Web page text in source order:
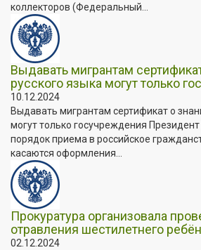
коллекторов (Федеральный...
Выдавать мигрантам
русского языка могут только
10.12.2024
Выдавать мигрантам сертификат о
могут только госучреждения
порядок приема в российское
касаются оформления...
Прокуратура организовала
отравления шестилетнего
02.12.2024